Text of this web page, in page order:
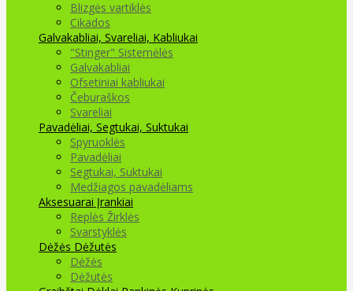
Blizgės vartiklės
Cikados
Galvakabliai, Svareliai, Kabliukai
"Stinger" Sistemėlės
Galvakabliai
Ofsetiniai kabliukai
Čeburaškos
Svareliai
Pavadėliai, Segtukai, Suktukai
Spyruoklės
Pavadėliai
Segtukai, Suktukai
Medžiagos pavadėliams
Aksesuarai Įrankiai
Replės Žirklės
Svarstyklės
Dėžės Dėžutės
Dėžės
Dėžutės